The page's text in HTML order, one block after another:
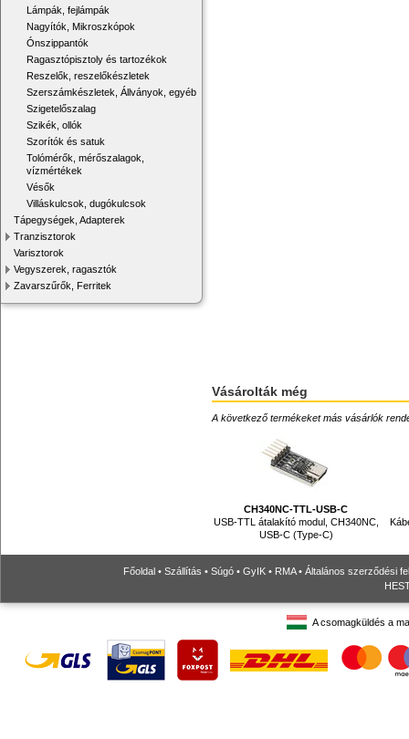
Lámpák, fejlámpák
Nagyítók, Mikroszkópok
Ónszippantók
Ragasztópisztoly és tartozékok
Reszelők, reszelőkészletek
Szerszámkészletek, Állványok, egyéb
Szigetelőszalag
Szikék, ollók
Szorítók és satuk
Tolómérők, mérőszalagok,
vízmértékek
Vésők
Villáskulcsok, dugókulcsok
Tápegységek, Adapterek
Tranzisztorok
Varisztorok
Vegyszerek, ragasztók
Zavarszűrők, Ferritek
Vásárolták még
A következő termékeket más vásárlók
CH340NC-TTL-USB-C
USB-TTL átalakító modul, CH340NC,
USB-C (Type-C)
Főoldal • Szállítás • Súgó • GyIK • RMA• Általános szerződési
A csomagküldés a